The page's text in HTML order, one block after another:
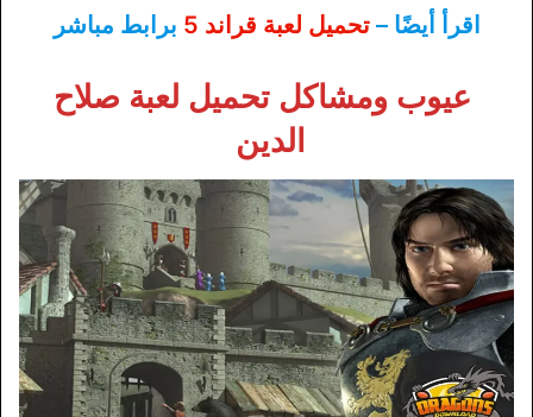
اقرأ أيضًا –تحميل لعبة قراند 5 برابط مباشر
عيوب ومشاكل تحميل لعبة صلاح
الدين